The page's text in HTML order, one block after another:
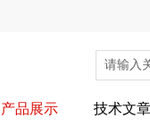
产品展示 技术文章